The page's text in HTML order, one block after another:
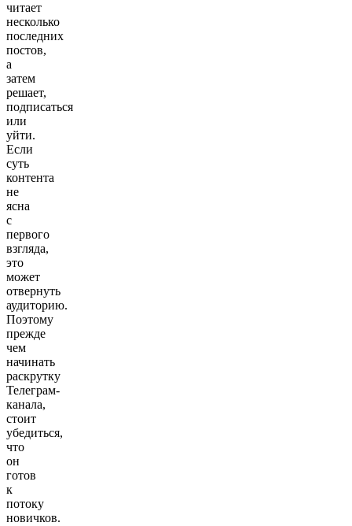
читает
несколько
последних
постов,
а
затем
решает,
подписаться
или
уйти.
Если
суть
контента
не
ясна
с
первого
взгляда,
это
может
отвернуть
аудиторию.
Поэтому
прежде
чем
начинать
раскрутку
Телеграм-
канала,
стоит
убедиться,
что
он
готов
к
потоку
новичков.